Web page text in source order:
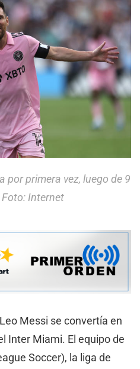
por primera vez, luego de 9
Internet
Messi se convertía en
Inter Miami. El equipo de
Soccer), la liga de